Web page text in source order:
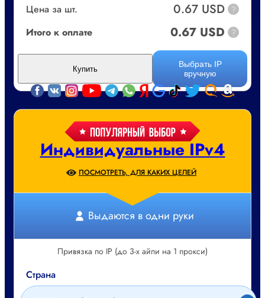
Индивидуальные IPv4
ПОСМОТРЕТЬ, ДЛЯ КАКИХ ЦЕЛЕЙ
Выдаются в одни руки
Привязка по IP (до 3-х айпи на 1 прокси)
Страна
Цена за шт. 0.67 USD ?
Итого к оплате 0.67 USD ?
Выбрать IP
вручную
Купить